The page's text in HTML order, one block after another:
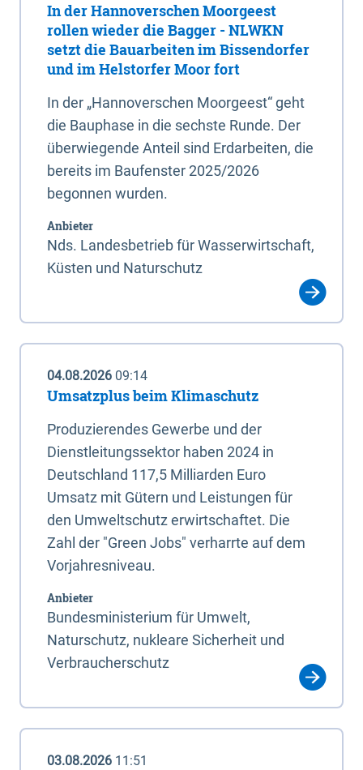
In der Hannoverschen Moorgeest
rollen wieder die Bagger - NLWKN
setzt die Bauarbeiten im Bissendorfer
und im Helstorfer Moor fort
In der „Hannoverschen Moorgeest“ geht
die Bauphase in die sechste Runde. Der
überwiegende Anteil sind Erdarbeiten, die
bereits im Baufenster 2025/2026
begonnen wurden.
Anbieter
Nds. Landesbetrieb für Wasserwirtschaft,
Küsten und Naturschutz
04.08.2026 09:14
Umsatzplus beim Klimaschutz
Produzierendes Gewerbe und der
Dienstleitungssektor haben 2024 in
Deutschland 117,5 Milliarden Euro
Umsatz mit Gütern und Leistungen für
den Umweltschutz erwirtschaftet. Die
Zahl der "Green Jobs" verharrte auf dem
Vorjahresniveau.
Anbieter
Bundesministerium für Umwelt,
Naturschutz, nukleare Sicherheit und
Verbraucherschutz
03.08.2026 11:51